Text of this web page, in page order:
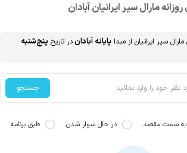
مارال سیر ایرانیان آبادان
مارال سیر ایرانیان از مبدا پایانه آباداندر تاریخ پنج‌شنبه
جستجو
سمت مقصد در حال سوار شدن طبق برنامه